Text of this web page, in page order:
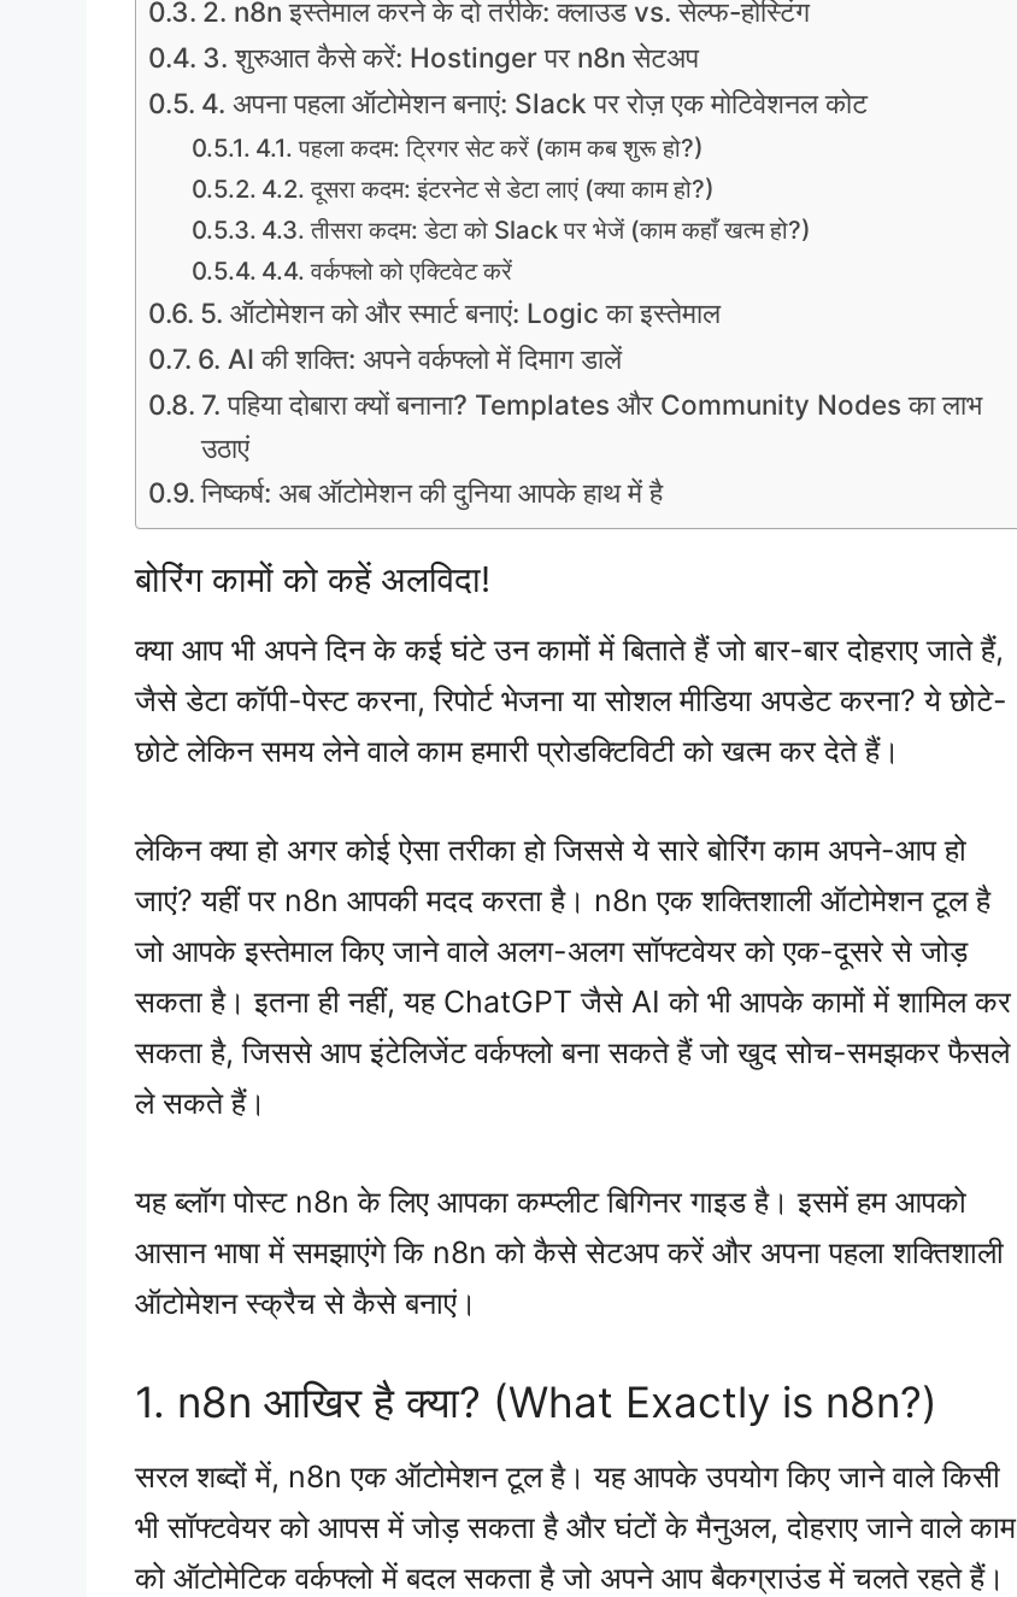
2. n8n इस्तेमाल करने के दो तरीके: क्लाउड vs. सेल्फ-होस्टिंग
3. शुरुआत कैसे करें: Hostinger पर n8n सेटअप
4. अपना पहला ऑटोमेशन बनाएं: Slack पर रोज़ एक मोटिवेशनल कोट
4.1. पहला कदम: ट्रिगर सेट करें (काम कब शुरू हो?)
4.2. दूसरा कदम: इंटरनेट से डेटा लाएं (क्या काम हो?)
4.3. तीसरा कदम: डेटा को Slack पर भेजें (काम कहाँ खत्म हो?)
4.4. वर्कफ्लो को एक्टिवेट करें
5. ऑटोमेशन को और स्मार्ट बनाएं: Logic का इस्तेमाल
6. AI की शक्ति: अपने वर्कफ्लो में दिमाग डालें
7. पहिया दोबारा क्यों बनाना? Templates और Community Nodes का लाभ
उठाएं
निष्कर्ष: अब ऑटोमेशन की दुनिया आपके हाथ में है
बोरिंग कामों को कहें अलविदा!
क्या आप भी अपने दिन के कई घंटे उन कामों में बिताते हैं जो बार-बार दोहराए जाते हैं,
जैसे डेटा कॉपी-पेस्ट करना, रिपोर्ट भेजना या सोशल मीडिया अपडेट करना? ये छोटे-
छोटे लेकिन समय लेने वाले काम हमारी प्रोडक्टिविटी को खत्म कर देते हैं।
लेकिन क्या हो अगर कोई ऐसा तरीका हो जिससे ये सारे बोरिंग काम अपने-आप हो
जाएं? यहीं पर n8n आपकी मदद करता है। n8n एक शक्तिशाली ऑटोमेशन टूल है
जो आपके इस्तेमाल किए जाने वाले अलग-अलग सॉफ्टवेयर को एक-दूसरे से जोड़
सकता है। इतना ही नहीं, यह ChatGPT जैसे AI को भी आपके कामों में शामिल कर
सकता है, जिससे आप इंटेलिजेंट वर्कफ्लो बना सकते हैं जो खुद सोच-समझकर फैसले
ले सकते हैं।
यह ब्लॉग पोस्ट n8n के लिए आपका कम्प्लीट बिगिनर गाइड है। इसमें हम आपको
आसान भाषा में समझाएंगे कि n8n को कैसे सेटअप करें और अपना पहला शक्तिशाली
ऑटोमेशन स्क्रैच से कैसे बनाएं।
1. n8n आखिर है क्या? (What Exactly is n8n?)
सरल शब्दों में, n8n एक ऑटोमेशन टूल है। यह आपके उपयोग किए जाने वाले किसी
भी सॉफ्टवेयर को आपस में जोड़ सकता है और घंटों के मैनुअल, दोहराए जाने वाले काम
को ऑटोमेटिक वर्कफ्लो में बदल सकता है जो अपने आप बैकग्राउंड में चलते रहते हैं।